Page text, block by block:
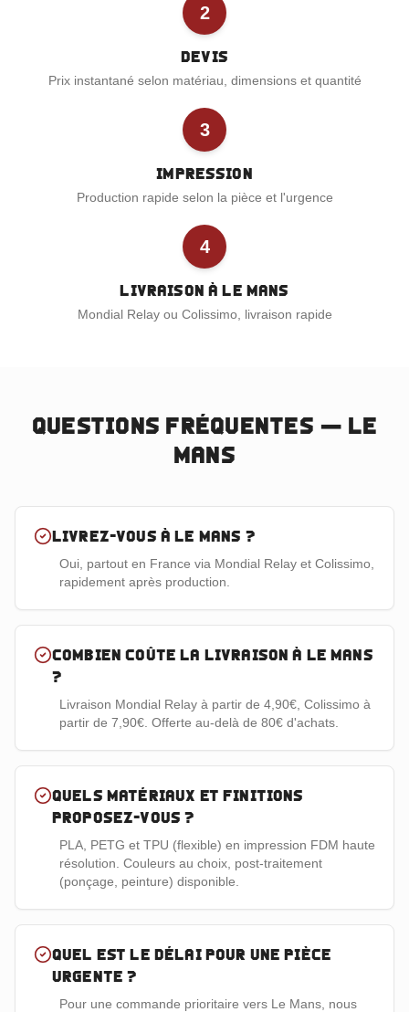
2
Devis
Prix instantané selon matériau, dimensions et quantité
3
Impression
Production rapide selon la pièce et l'urgence
4
Livraison à Le Mans
Mondial Relay ou Colissimo, livraison rapide
Questions fréquentes — Le
Mans
Livrez-vous à Le Mans ?
Oui, partout en France via Mondial Relay et Colissimo,
rapidement après production.
Combien coûte la livraison à Le Mans
?
Livraison Mondial Relay à partir de 4,90€, Colissimo à
partir de 7,90€. Offerte au-delà de 80€ d'achats.
Quels matériaux et finitions
proposez-vous ?
PLA, PETG et TPU (flexible) en impression FDM haute
résolution. Couleurs au choix, post-traitement
(ponçage, peinture) disponible.
Quel est le délai pour une pièce
urgente ?
Pour une commande prioritaire vers Le Mans, nous